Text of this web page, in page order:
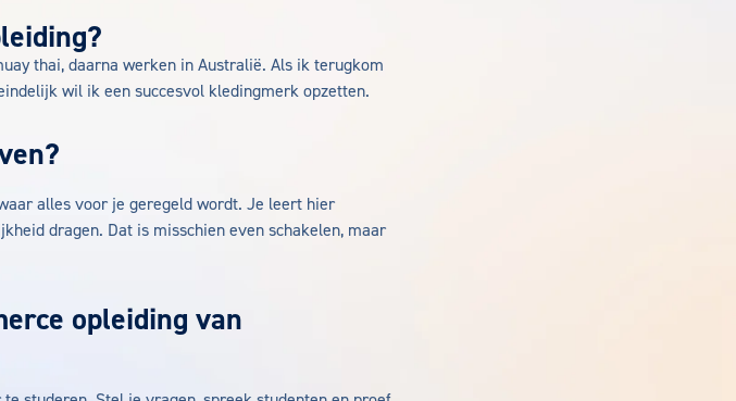
thai, daarna werken in Australië. Als ik terugkom
wil ik een succesvol kledingmerk opzetten.
alles voor je geregeld wordt. Je leert hier
dragen. Dat is misschien even schakelen, maar
opleiding van